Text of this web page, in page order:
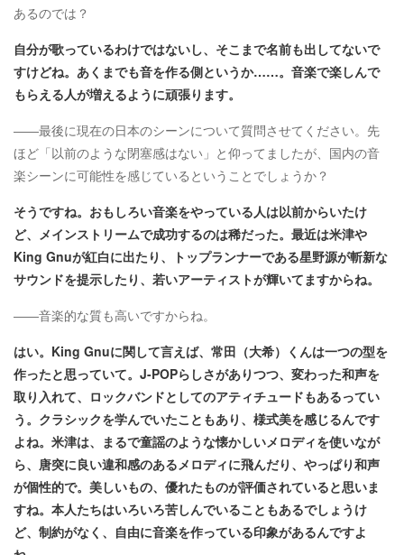
あるのでは？
自分が歌っているわけではないし、そこまで名前も出してないで
すけどね。あくまでも音を作る側というか……。音楽で楽しんで
もらえる人が増えるように頑張ります。
――最後に現在の日本のシーンについて質問させてください。先
ほど「以前のような閉塞感はない」と仰ってましたが、国内の音
楽シーンに可能性を感じているということでしょうか？
そうですね。おもしろい音楽をやっている人は以前からいたけ
ど、メインストリームで成功するのは稀だった。最近は米津や
King Gnuが紅白に出たり、トップランナーである星野源が斬新な
サウンドを提示したり、若いアーティストが輝いてますからね。
――音楽的な質も高いですからね。
はい。King Gnuに関して言えば、常田（大希）くんは一つの型を
作ったと思っていて。J-POPらしさがありつつ、変わった和声を
取り入れて、ロックバンドとしてのアティチュードもあるってい
う。クラシックを学んでいたこともあり、様式美を感じるんです
よね。米津は、まるで童謡のような懐かしいメロディを使いなが
ら、唐突に良い違和感のあるメロディに飛んだり、やっぱり和声
が個性的で。美しいもの、優れたものが評価されていると思いま
すね。本人たちはいろいろ苦しんでいることもあるでしょうけ
ど、制約がなく、自由に音楽を作っている印象があるんですよ